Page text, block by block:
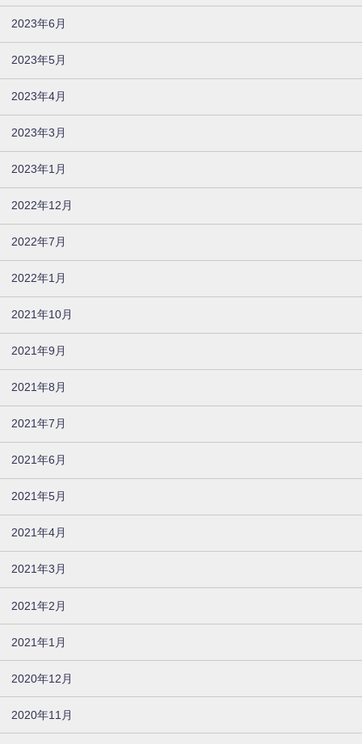
2023年6月
2023年5月
2023年4月
2023年3月
2023年1月
2022年12月
2022年7月
2022年1月
2021年10月
2021年9月
2021年8月
2021年7月
2021年6月
2021年5月
2021年4月
2021年3月
2021年2月
2021年1月
2020年12月
2020年11月